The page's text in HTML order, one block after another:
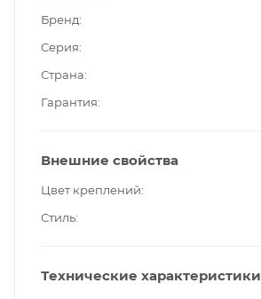
Бренд
Серия
Страна
Гарантия
Внешние свойства
Цвет креплений
Стиль
Технические характеристики